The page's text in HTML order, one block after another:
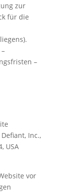
zur
für die
–
Inc.,
USA
vor